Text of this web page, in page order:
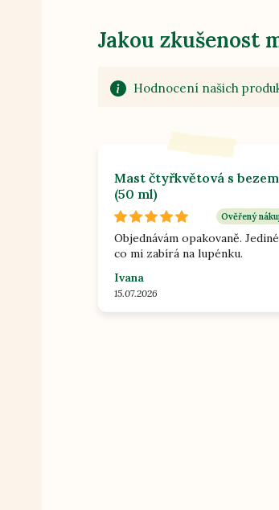
Jakou zkušenost
Hodnocení našich
Mast čtyřkvětová s bezem
(50 ml)
Ověřený
Objednávám opakovaně. Jediné
co mi zabírá na lupénku.
Ivana
15.07.2026